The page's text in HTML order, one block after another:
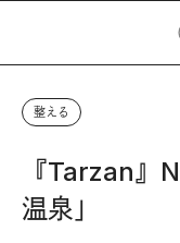
整える
『Tarzan』
温泉」